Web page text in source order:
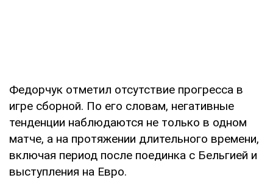
Федорчук отметил отсутствие прогресса в
игре сборной. По его словам, негативные
тенденции наблюдаются не только в одном
матче, а на протяжении длительного времени,
включая период после поединка с Бельгией и
выступления на Евро.